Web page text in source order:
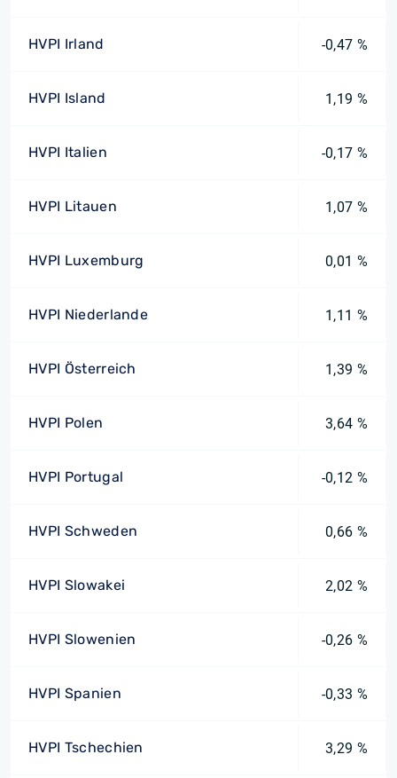
HVPI Irland -0,47 %
HVPI Island 1,19 %
HVPI Italien -0,17 %
HVPI Litauen 1,07 %
HVPI Luxemburg 0,01 %
HVPI Niederlande 1,11 %
HVPI Österreich 1,39 %
HVPI Polen 3,64 %
HVPI Portugal -0,12 %
HVPI Schweden 0,66 %
HVPI Slowakei 2,02 %
HVPI Slowenien -0,26 %
HVPI Spanien -0,33 %
HVPI Tschechien 3,29 %